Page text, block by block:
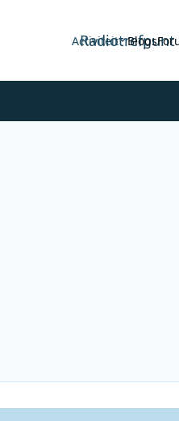
Radiotrefpunt
Activiteit Blogs